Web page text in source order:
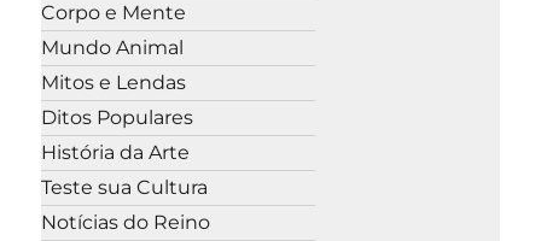
Corpo e Mente
Mundo Animal
Mitos e Lendas
Ditos Populares
História da Arte
Teste sua Cultura
Notícias do Reino